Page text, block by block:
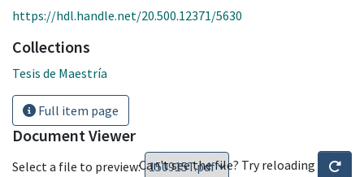
https://hdl.handle.net/20.500.12371/5630
Collections
Tesis de Maestría
Full item page
Document Viewer
Select a file to preview:Can't see the file? Try reloading